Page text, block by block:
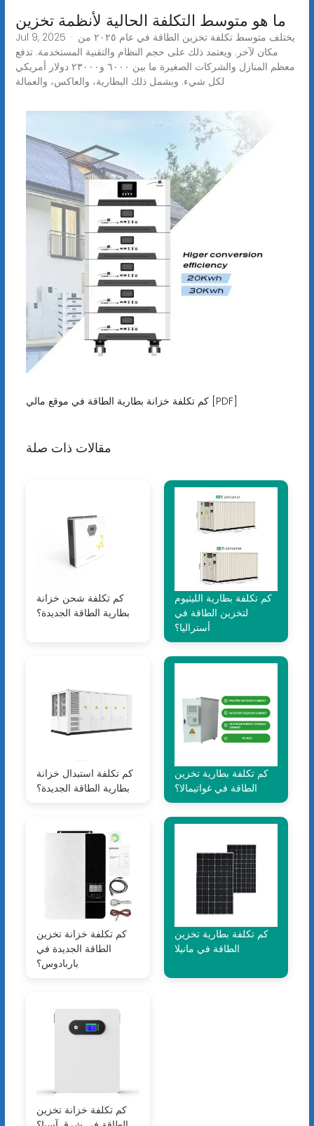
ما هو متوسط التكلفة الحالية لأنظمة تخزين
Jul 9, 2025 · يختلف متوسط تكلفة تخزين الطاقة في عام ٢٠٢٥ من
مكان لآخر. ويعتمد ذلك على حجم النظام والتقنية المستخدمة. تدفع
معظم المنازل والشركات الصغيرة ما بين ٦٠٠٠ و٢٣٠٠٠ دولار أمريكي
لكل شيء. ويشمل ذلك البطارية، والعاكس، والعمالة
كم تكلفة خزانة بطارية الطاقة في موقع مالي [PDF]
مقالات ذات صلة
كم تكلفة شحن خزانة
بطارية الطاقة الجديدة؟
كم تكلفة بطارية الليثيوم
لتخزين الطاقة في
أستراليا؟
كم تكلفة استبدال خزانة
بطارية الطاقة الجديدة؟
كم تكلفة بطارية تخزين
الطاقة في غواتيمالا؟
كم تكلفة خزانة تخزين
الطاقة الجديدة في
باربادوس؟
كم تكلفة بطارية تخزين
الطاقة في مانيلا
كم تكلفة خزانة تخزين